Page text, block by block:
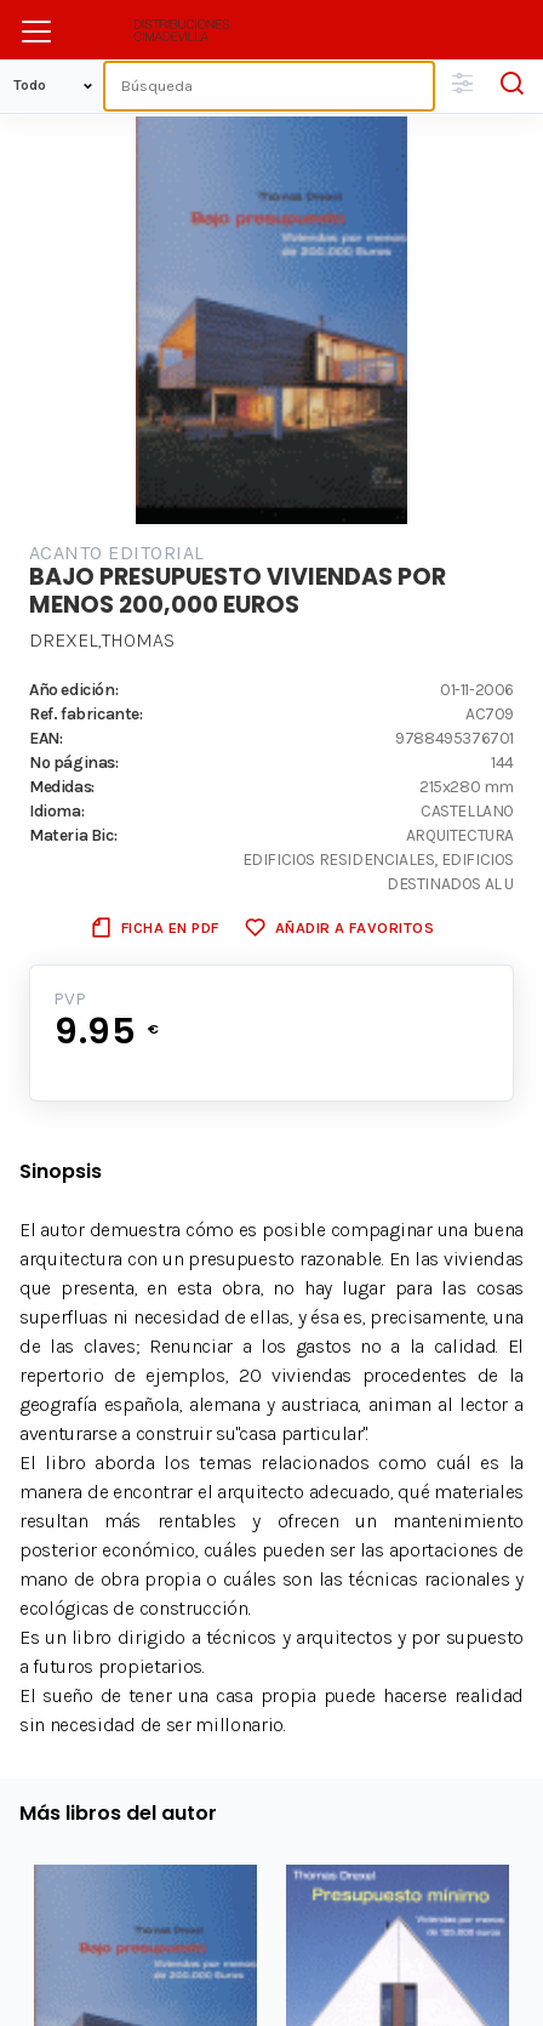
ACANTO EDITORIAL
BAJO PRESUPUESTO VIVIENDAS POR
MENOS 200,000 EUROS
DREXEL,THOMAS
Año edición:
01-11-2006
Ref. fabricante:
AC709
EAN:
9788495376701
Nº páginas:
144
Medidas:
215x280 mm
Idioma:
CASTELLANO
Materia Bic:
ARQUITECTURA
EDIFICIOS RESIDENCIALES, EDIFICIOS
DESTINADOS AL U
FICHA EN PDF AÑADIR A FAVORITOS
PVP
9.95 €
Sinopsis
El autor demuestra cómo es posible compaginar una buena
arquitectura con un presupuesto razonable. En las viviendas
que presenta, en esta obra, no hay lugar para las cosas
superfluas ni necesidad de ellas, y ésa es, precisamente, una
de las claves; Renunciar a los gastos no a la calidad. El
repertorio de ejemplos, 20 viviendas procedentes de la
geografía española, alemana y austriaca, animan al lector a
aventurarse a construir su"casa particular".
El libro aborda los temas relacionados como cuál es la
manera de encontrar el arquitecto adecuado, qué materiales
resultan más rentables y ofrecen un mantenimiento
posterior económico, cuáles pueden ser las aportaciones de
mano de obra propia o cuáles son las técnicas racionales y
ecológicas de construcción.
Es un libro dirigido a técnicos y arquitectos y por supuesto
a futuros propietarios.
El sueño de tener una casa propia puede hacerse realidad
sin necesidad de ser millonario.
Más libros del autor